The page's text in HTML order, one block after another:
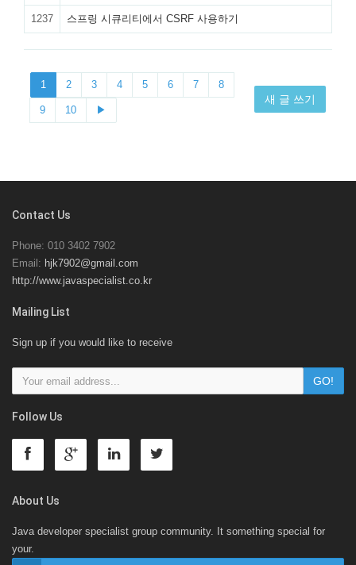
1237 스프링 시큐리티에서 CSRF 사용하기
1 2 3 4 5 6 7 8
9 10 ▶
새 글 쓰기
Contact Us
Phone: 010 3402 7902
Email: hjk7902@gmail.com
http://www.javaspecialist.co.kr
Mailing List
Sign up if you would like to receive
Follow Us
About Us
Java developer specialist group community. It something special for
your.